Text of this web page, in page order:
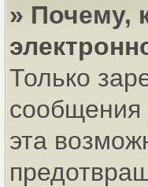
» Почему,
Только
сообщения
эта